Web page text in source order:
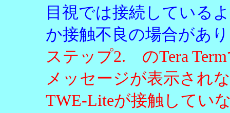
目視では接続している
か接触不良の場合があ
ステップ2. のTera
メッセージが表示され
TWE-Liteが接触してい